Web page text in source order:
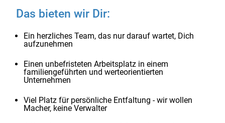
Das bieten wir Dir:
Ein herzliches Team, das nur darauf wartet, Dich
aufzunehmen
Einen unbefristeten Arbeitsplatz in einem
familiengeführten und werteorientierten
Unternehmen
Viel Platz für persönliche Entfaltung - wir wollen
Macher, keine Verwalter